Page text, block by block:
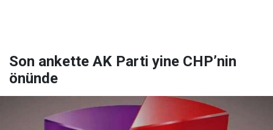
Son ankette AK Parti yine CHP’nin
önünde